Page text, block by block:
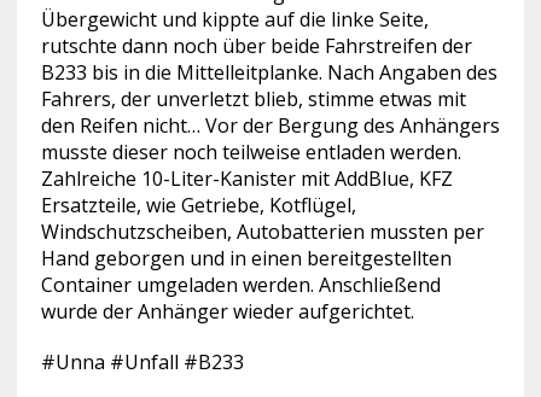
Übergewicht und kippte auf die linke Seite,
rutschte dann noch über beide Fahrstreifen der
B233 bis in die Mittelleitplanke. Nach Angaben des
Fahrers, der unverletzt blieb, stimme etwas mit
den Reifen nicht… Vor der Bergung des Anhängers
musste dieser noch teilweise entladen werden.
Zahlreiche 10-Liter-Kanister mit AddBlue, KFZ
Ersatzteile, wie Getriebe, Kotflügel,
Windschutzscheiben, Autobatterien mussten per
Hand geborgen und in einen bereitgestellten
Container umgeladen werden. Anschließend
wurde der Anhänger wieder aufgerichtet.
#Unna #Unfall #B233